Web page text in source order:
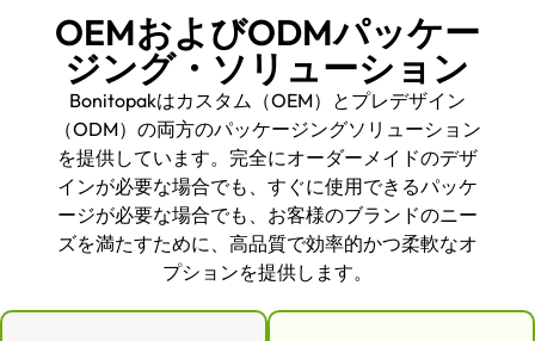
OEMおよびODMパッケー
ジング・ソリューション
Bonitopakはカスタム（OEM）とプレデザイン
（ODM）の両方のパッケージングソリューション
を提供しています。完全にオーダーメイドのデザ
インが必要な場合でも、すぐに使用できるパッケ
ージが必要な場合でも、お客様のブランドのニー
ズを満たすために、高品質で効率的かつ柔軟なオ
プションを提供します。